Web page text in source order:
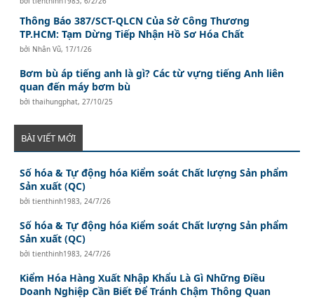
Thông Báo 387/SCT-QLCN Của Sở Công Thương
TP.HCM: Tạm Dừng Tiếp Nhận Hồ Sơ Hóa Chất
bởi Nhân Vũ, 17/1/26
Bơm bù áp tiếng anh là gì? Các từ vựng tiếng Anh liên
quan đến máy bơm bù
bởithaihungphat,27/10/25
BÀI VIẾT MỚI
Số hóa & Tự động hóa Kiểm soát Chất lượng Sản phẩm
Sản xuất (QC)
bởitienthinh1983,24/7/26
Số hóa & Tự động hóa Kiểm soát Chất lượng Sản phẩm
Sản xuất (QC)
bởitienthinh1983,24/7/26
Kiểm Hóa Hàng Xuất Nhập Khẩu Là Gì Những Điều
Doanh Nghiệp Cần Biết Để Tránh Chậm Thông Quan